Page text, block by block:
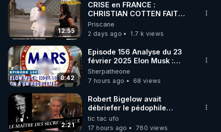
12:55
CRISE en FRANCE :
CHRISTIAN COTTEN FAIT
une étrange découverte
Priscane
2 days ago
1.7 k views
8:42
Episode 156 Analyse du 23
février 2025 Elon Musk :
Houston , on a un problème !
Sherpatheone
7 hours ago
68 views
2:21
Robert Bigelow avait
débriefer le pédophile
génocidaire de donald j
trump
tic tac ufo
17 hours ago
760 views